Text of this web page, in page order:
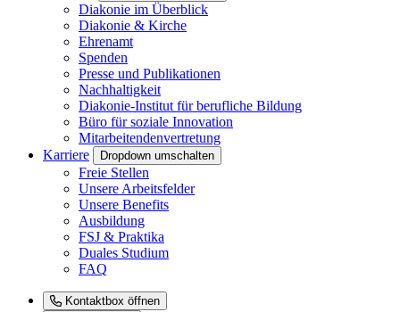
Diakonie im Überblick
Diakonie & Kirche
Ehrenamt
Spenden
Presse und Publikationen
Nachhaltigkeit
Diakonie-Institut für berufliche Bildung
Büro für soziale Innovation
Mitarbeitendenvertretung
Karriere
Dropdown umschalten
Freie Stellen
Unsere Arbeitsfelder
Unsere Benefits
Ausbildung
FSJ & Praktika
Duales Studium
FAQ
Kontaktbox öffnen